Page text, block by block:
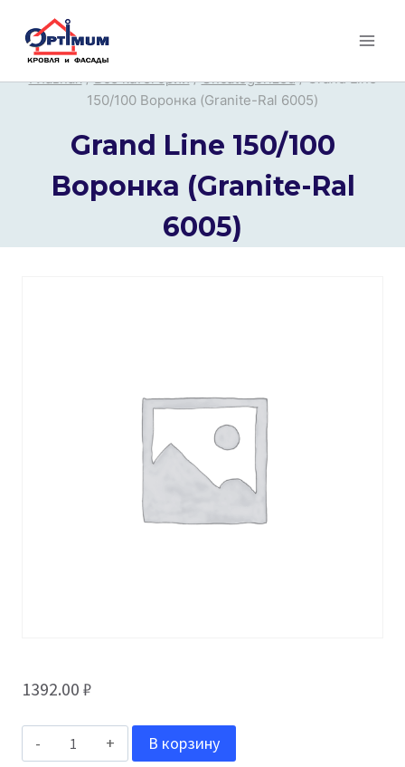
Перейти
Главная / Все категории / Uncategorized / Grand Line
150/100 Воронка (Granite-Ral 6005)
Grand Line 150/100
Воронка (Granite-Ral
6005)
1392.00 ₽
Количество
В корзину